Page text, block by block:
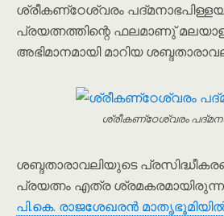
ശ്രീകണ്‌ഠേശ്വരം
പ്രയത്നത്തിന്റെ ഫലമാണു്
അഭിമാനമായി മാറിയ
ശ്രീകണ്‌ഠേശ്വരം
ശബ്ദതാരാവലിയുടെ
പ്രയത്നം എത്ര
പി.കെ. രാജശേഖരൻ